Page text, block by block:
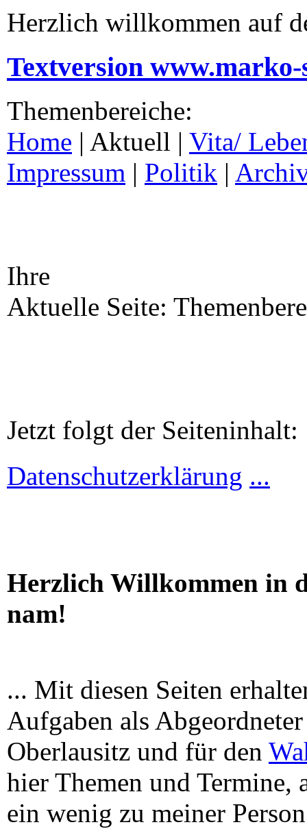
Herzlich willkommen auf
Textversion www.marko-
Themenbereiche:
Home | Aktuell | Vita/
Impressum | Politik |
Ihre
Aktuelle Seite:
Jetzt folgt der Seiteninhalt:
Datenschutzerklärung ...
Herzlich Willkommen in
nam!
... Mit diesen Seiten
Aufgaben als
Oberlausitz und für den
hier Themen und Termine,
ein wenig zu meiner